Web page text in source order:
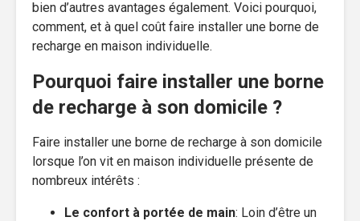
bien d’autres avantages également. Voici pourquoi,
comment, et à quel coût faire installer une borne de
recharge en maison individuelle.
Pourquoi faire installer une borne
de recharge à son domicile ?
Faire installer une borne de recharge à son domicile
lorsque l’on vit en maison individuelle présente de
nombreux intérêts :
Le confort à portée de main: Loin d’être un